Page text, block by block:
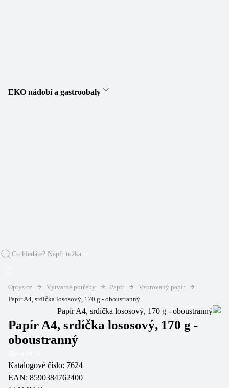
EKO nádobí a gastroobaly
Optys.cz Výtvarné potřeby Papír
Vzorovaný papír
Papír A4, srdíčka lososový, 170 g - oboustranný
Papír A4, srdíčka lososový, 170 g -
oboustranný
Katalogové číslo: 7624
EAN: 8590384762400